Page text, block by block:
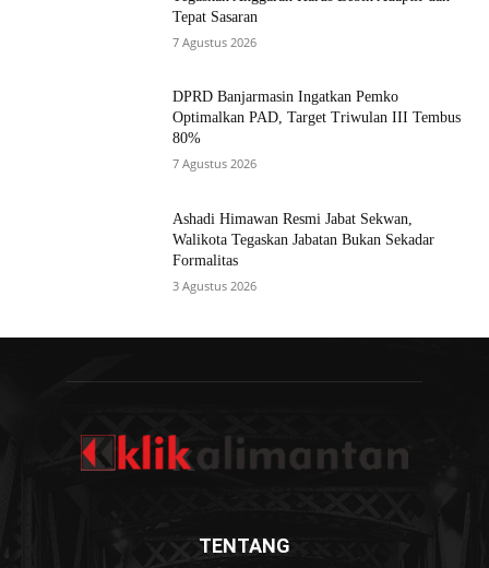
Tepat Sasaran
7 Agustus 2026
DPRD Banjarmasin Ingatkan Pemko
Optimalkan PAD, Target Triwulan III Tembus
80%
7 Agustus 2026
Ashadi Himawan Resmi Jabat Sekwan,
Walikota Tegaskan Jabatan Bukan Sekadar
Formalitas
3 Agustus 2026
TENTANG